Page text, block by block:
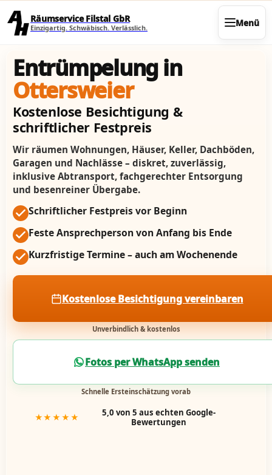
Räumservice Filstal GbR
Einzigartig. Schwäbisch. Verlässlich. Menü
Entrümpelung in
Ottersweier
Kostenlose Besichtigung &
schriftlicher Festpreis
Wir räumen Wohnungen, Häuser, Keller, Dachböden,
Garagen und Nachlässe – diskret, zuverlässig,
inklusive Abtransport, fachgerechter Entsorgung
und besenreiner Übergabe.
Schriftlicher Festpreis vor Beginn
Feste Ansprechperson von Anfang bis Ende
Kurzfristige Termine – auch am Wochenende
Kostenlose Besichtigung vereinbaren
Unverbindlich & kostenlos
Fotos per WhatsApp senden
Schnelle Ersteinschätzung vorab
★★★★★
5,0 von 5 aus echten Google-
Bewertungen